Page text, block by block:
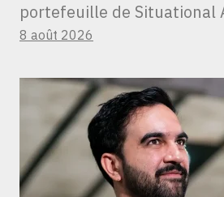
portefeuille de Situational
8 août 2026